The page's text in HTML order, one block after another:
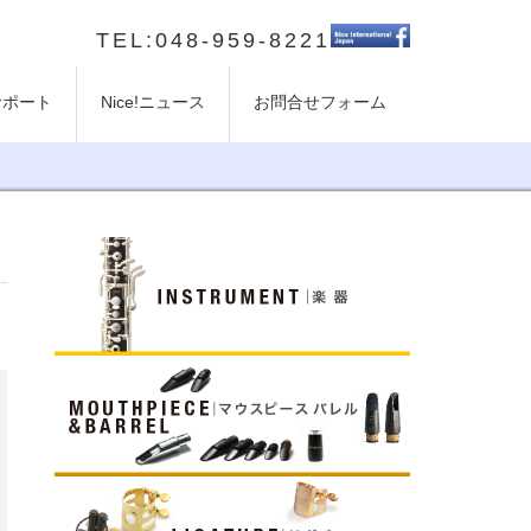
TEL:048-959-8221
ート Nice!ニュース お問合せフォーム